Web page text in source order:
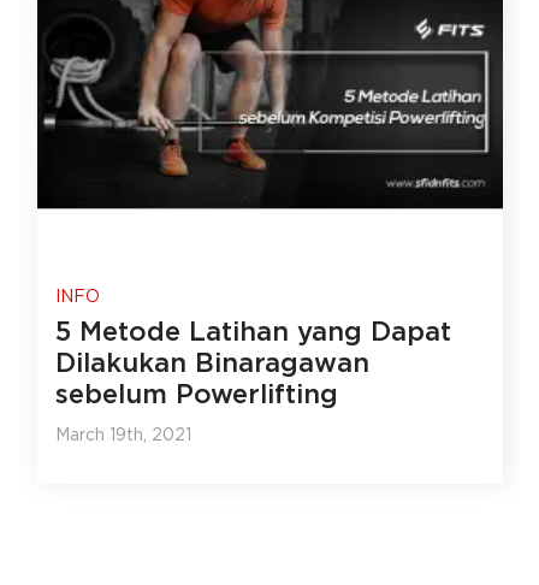
INFO
5 Metode Latihan yang Dapat
Dilakukan Binaragawan
sebelum Powerlifting
March 19th, 2021